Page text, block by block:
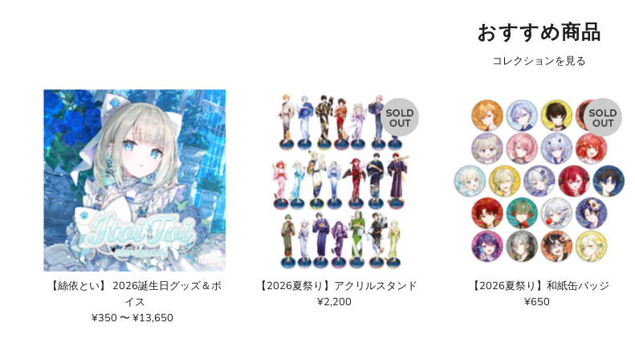
おすすめ商品
コレクションを見る
【絲依とい】 2026誕生日グッズ＆ボ
イス
通
¥350 〜 ¥13,650
【2026夏祭り】アクリルスタンド
通
¥2,200
【2026夏祭り】和紙缶バッジ
通
¥650